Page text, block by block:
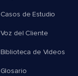
Casos de Estudio
Voz del Cliente
Biblioteca de Videos
Glosario